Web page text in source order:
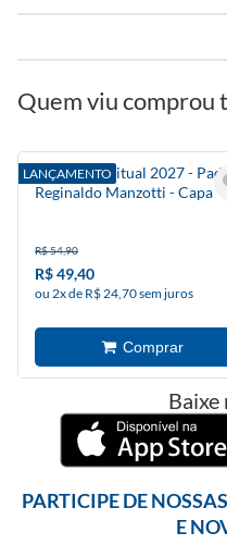
Quem viu comprou
LANÇAMENTO
Diário Espiritual 2027 -
Reginaldo Manzotti - Capa
R$ 54,90
R$ 49,40
ou 2x de R$ 24,70 sem juros
Baixe
PARTICIPE DE
E